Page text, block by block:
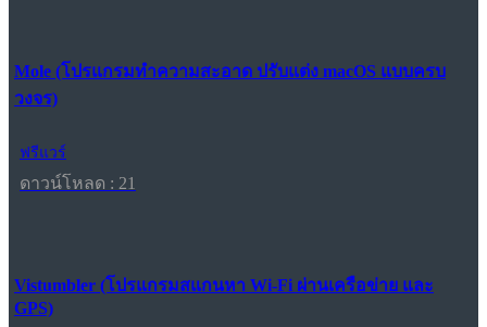
Mole (โปรแกรมทำความสะอาด ปรับแต่ง macOS แบบครบ
วงจร)
ฟรีแวร์
ดาวน์โหลด : 21
Vistumbler (โปรแกรมสแกนหา Wi-Fi ผ่านเครือข่าย และ
GPS)